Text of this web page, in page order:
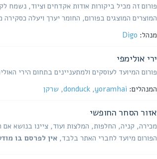
פורום זה מכיל ביקורות אודות אקדחים וציוד, נשמח
המוצרים המוצגים בפורום, החומר יערך ויעלה
מנהל: Digo
ירי אולימפי
פורום המיועד לעוסקים ולמתעניינים בתחום הירי
המנהלים: yoramhai
,
donduck
, שרקן
אזור הסחר החופשי
מכירה, קניה, החלפות, המלצות ועוד, ציינו בנושא
הפורום מיועד לחברי האתר בלבד, אין לפרסם בו